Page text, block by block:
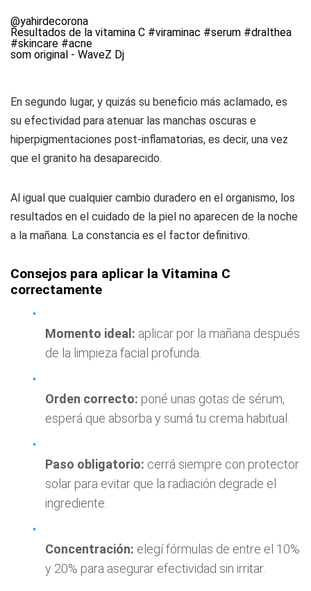
@yahirdecorona
Resultados de la vitamina C #viraminac #serum #dralthea
#skincare #acne
som original - WaveZ Dj
En segundo lugar, y quizás su beneficio más aclamado, es
su efectividad para atenuar las manchas oscuras e
hiperpigmentaciones post-inflamatorias, es decir, una vez
que el granito ha desaparecido.
Al igual que cualquier cambio duradero en el organismo, los
resultados en el cuidado de la piel no aparecen de la noche
a la mañana. La constancia es el factor definitivo.
Consejos para aplicar la Vitamina C
correctamente
Momento ideal: aplicar por la mañana después
de la limpieza facial profunda.
Orden correcto: poné unas gotas de sérum,
esperá que absorba y sumá tu crema habitual.
Paso obligatorio: cerrá siempre con protector
solar para evitar que la radiación degrade el
ingrediente.
Concentración: elegí fórmulas de entre el 10%
y 20% para asegurar efectividad sin irritar.